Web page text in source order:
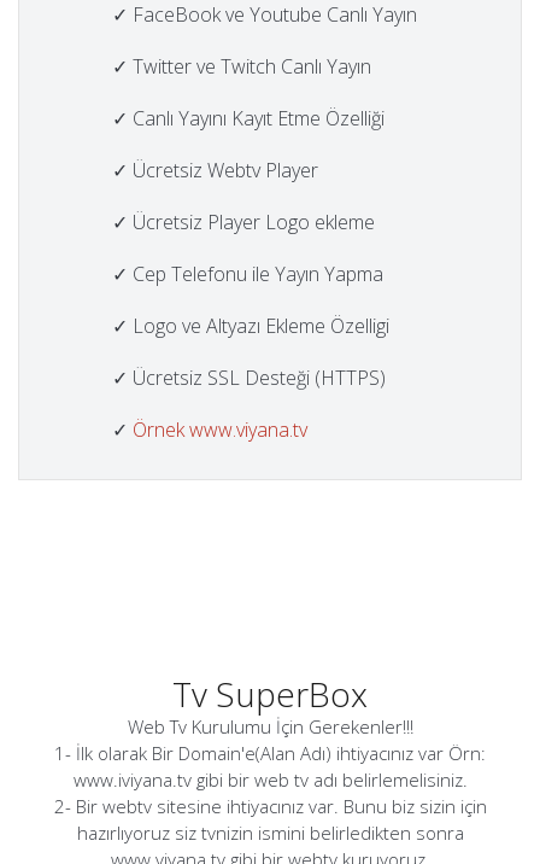
✓ FaceBook ve Youtube Canlı Yayın
✓ Twitter ve Twitch Canlı Yayın
✓ Canlı Yayını Kayıt Etme Özelliği
✓ Ücretsiz Webtv Player
✓ Ücretsiz Player Logo ekleme
✓ Cep Telefonu ile Yayın Yapma
✓ Logo ve Altyazı Ekleme Özelligi
✓ Ücretsiz SSL Desteği (HTTPS)
✓ Örnek www.viyana.tv
Tv SuperBox
Web Tv Kurulumu İçin Gerekenler!!!
1- İlk olarak Bir Domain'e(Alan Adı) ihtiyacınız var Örn:
www.iviyana.tv gibi bir web tv adı belirlemelisiniz.
2- Bir webtv sitesine ihtiyacınız var. Bunu biz sizin için
hazırlıyoruz siz tvnizin ismini belirledikten sonra
www.viyana.tv gibi bir webtv kuruyoruz.